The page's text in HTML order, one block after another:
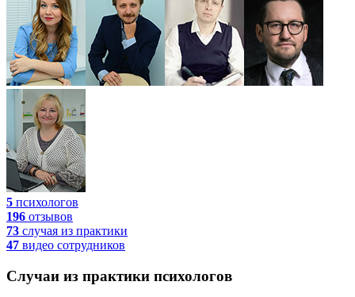
5 психологов
196 отзывов
73 случая из практики
47 видео сотрудников
Случаи из практики психологов